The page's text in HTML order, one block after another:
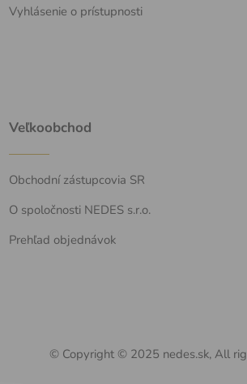
Vyhlásenie o prístupnosti
Veľkoobchod
Obchodní zástupcovia SR
O spoločnosti NEDES s.r.o.
Prehľad objednávok
© Copyright © 2025 nedes.sk, All